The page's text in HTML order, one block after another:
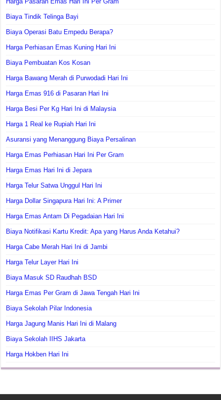
Biaya Tindik Telinga Bayi
Biaya Operasi Batu Empedu Berapa?
Harga Perhiasan Emas Kuning Hari Ini
Biaya Pembuatan Kos Kosan
Harga Bawang Merah di Purwodadi Hari Ini
Harga Emas 916 di Pasaran Hari Ini
Harga Besi Per Kg Hari Ini di Malaysia
Harga 1 Real ke Rupiah Hari Ini
Asuransi yang Menanggung Biaya Persalinan
Harga Emas Perhiasan Hari Ini Per Gram
Harga Emas Hari Ini di Jepara
Harga Telur Satwa Unggul Hari Ini
Harga Dollar Singapura Hari Ini: A Primer
Harga Emas Antam Di Pegadaian Hari Ini
Biaya Notifikasi Kartu Kredit: Apa yang Harus Anda Ketahui?
Harga Cabe Merah Hari Ini di Jambi
Harga Telur Layer Hari Ini
Biaya Masuk SD Raudhah BSD
Harga Emas Per Gram di Jawa Tengah Hari Ini
Biaya Sekolah Pilar Indonesia
Harga Jagung Manis Hari Ini di Malang
Biaya Sekolah IIHS Jakarta
Harga Hokben Hari Ini